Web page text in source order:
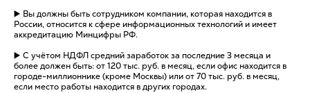
▶️ Вы должны быть сотрудником компании, которая находится в
России, относится к сфере информационных технологий и имеет
аккредитацию Минцифры РФ.
▶️ С учётом НДФЛ средний заработок за последние 3 месяца и
более должен быть: от 120 тыс. руб. в месяц, если офис находится в
городе-миллионнике (кроме Москвы) или от 70 тыс. руб. в месяц,
если место работы находится в других городах.